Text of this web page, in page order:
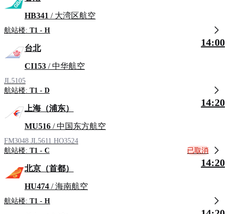
HB341 / 大湾区航空
航站楼: T1 - H
台北
CI153 / 中华航空
JL5105
航站楼: T1 - D
14:00
上海（浦东）
MU516 / 中国东方航空
FM3048 JL5611 HO3524
航站楼: T1 - C
14:20
已取消
北京（首都）
HU474 / 海南航空
航站楼: T1 - H
14:20